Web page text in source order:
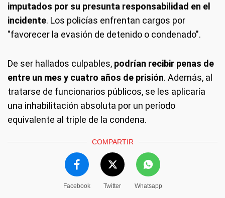
imputados por su presunta responsabilidad en el
incidente. Los policías enfrentan cargos por
"favorecer la evasión de detenido o condenado".
De ser hallados culpables, podrían recibir penas de
entre un mes y cuatro años de prisión. Además, al
tratarse de funcionarios públicos, se les aplicaría
una inhabilitación absoluta por un período
equivalente al triple de la condena.
COMPARTIR
Facebook Twitter Whatsapp